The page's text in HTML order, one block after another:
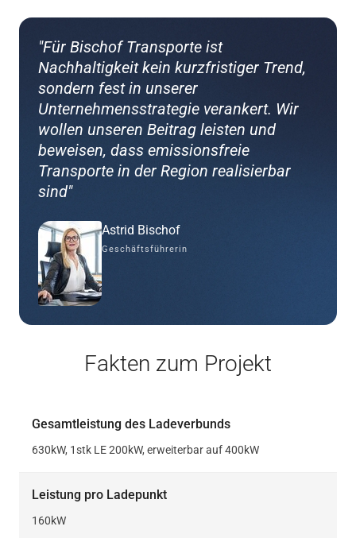
"Für Bischof Transporte ist
Nachhaltigkeit kein kurzfristiger Trend,
sondern fest in unserer
Unternehmensstrategie verankert. Wir
wollen unseren Beitrag leisten und
beweisen, dass emissionsfreie
Transporte in der Region realisierbar
sind"
Astrid Bischof
Geschäftsführerin
Fakten zum Projekt
Gesamtleistung des Ladeverbunds
630kW, 1stk LE 200kW, erweiterbar auf 400kW
Leistung pro Ladepunkt
160kW